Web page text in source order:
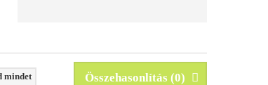
Összehasonlítás (0)
mindet